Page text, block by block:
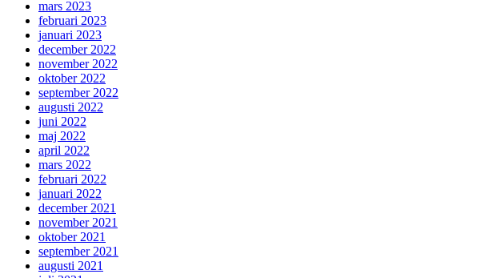
mars 2023
februari 2023
januari 2023
december 2022
november 2022
oktober 2022
september 2022
augusti 2022
juni 2022
maj 2022
april 2022
mars 2022
februari 2022
januari 2022
december 2021
november 2021
oktober 2021
september 2021
augusti 2021